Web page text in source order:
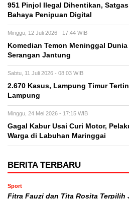
951 Pinjol Ilegal Dihentikan,
Bahaya Penipuan Digital
Minggu, 12 Juli 2026 - 17:44 WIB
Komedian Temon Meninggal
Serangan Jantung
Sabtu, 11 Juli 2026 - 08:03 WIB
2.670 Kasus, Lampung Timur
Lampung
Minggu, 24 Mei 2026 - 17:15 WIB
Gagal Kabur Usai Curi Motor,
Warga di Labuhan Maringgai
BERITA TERBARU
Sport
Fitra Fauzi dan Tita Rosita Terpilih